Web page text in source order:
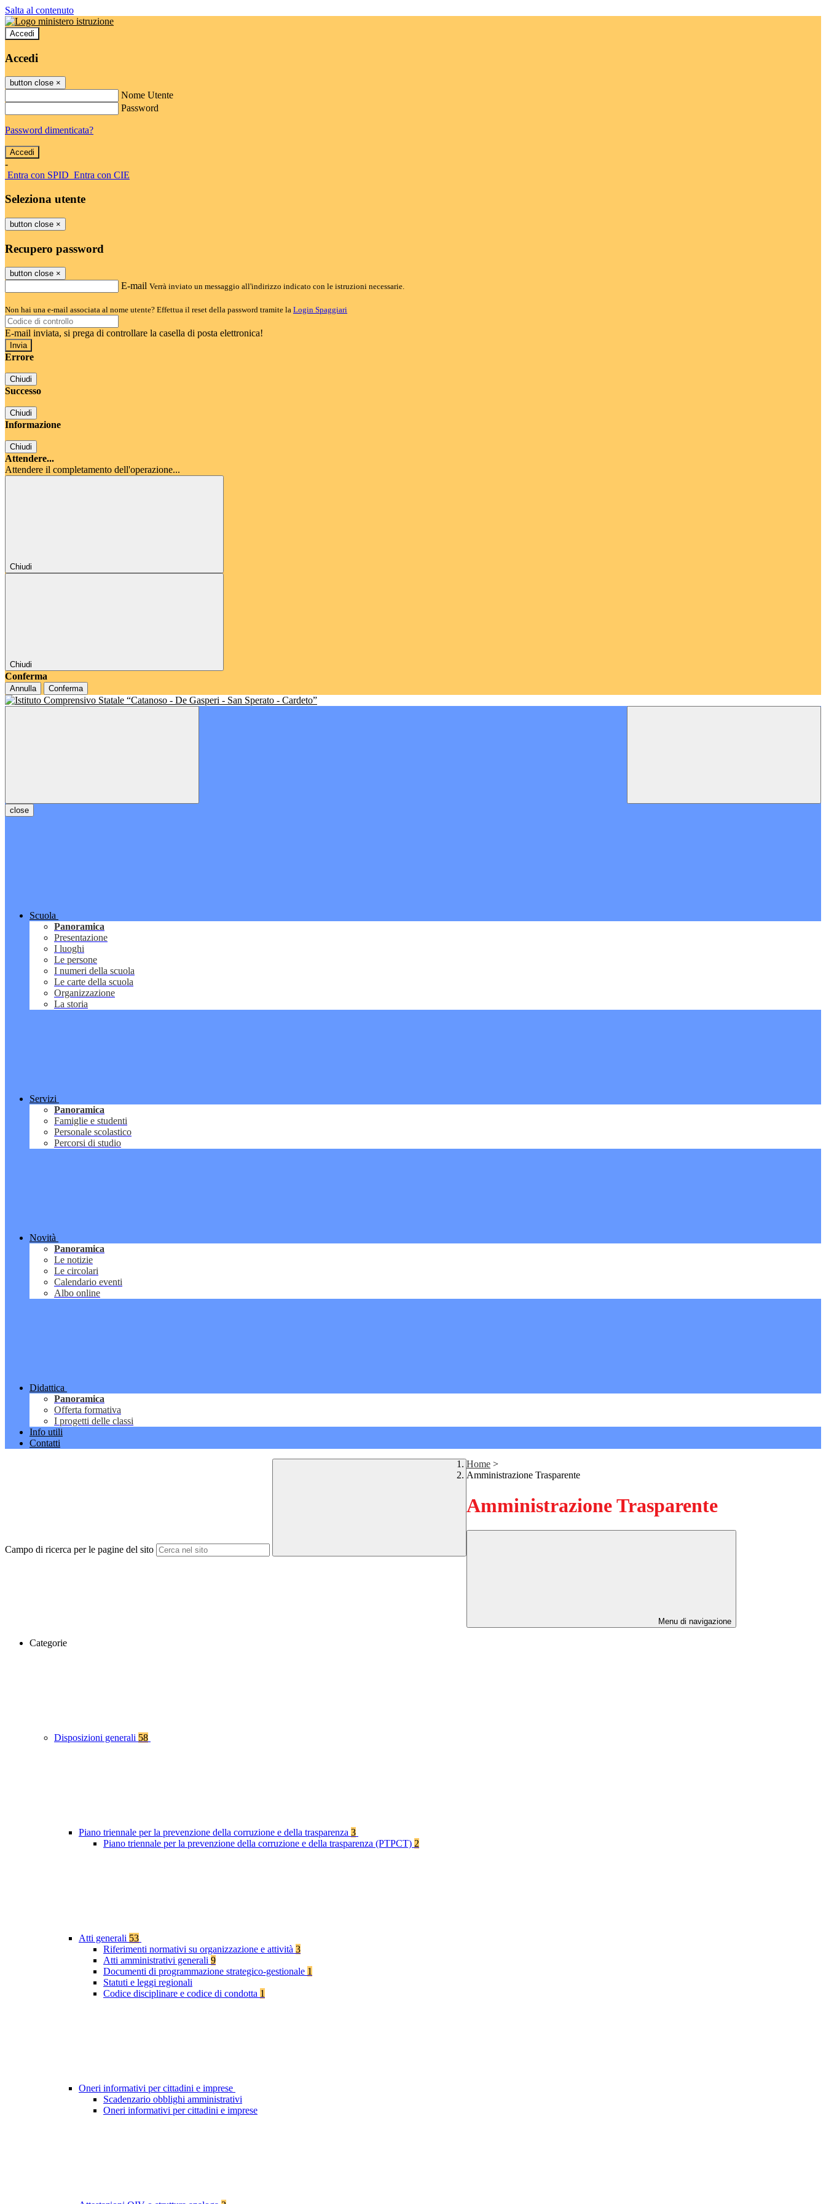
Salta al contenuto
Accedi
Accedi
button close ×
Nome Utente
Password
Password dimenticata?
-
Entra con SPID Entra con CIE
Seleziona utente
button close ×
Recupero password
button close ×
E-mail Verrà inviato un messaggio all'indirizzo indicato con le istruzioni necessarie.
Non hai una e-mail associata al nome utente? Effettua il reset della password tramite la Login Spaggiari
E-mail inviata, si prega di controllare la casella di posta elettronica!
Errore
Chiudi
Successo
Chiudi
Informazione
Chiudi
Attendere...
Attendere il completamento dell'operazione...
Chiudi
Chiudi
Conferma
Annulla Conferma
close
Scuola
Panoramica
Presentazione
I luoghi
Le persone
I numeri della scuola
Le carte della scuola
Organizzazione
La storia
Servizi
Panoramica
Famiglie e studenti
Personale scolastico
Percorsi di studio
Novità
Panoramica
Le notizie
Le circolari
Calendario eventi
Albo online
Didattica
Panoramica
Offerta formativa
I progetti delle classi
Info utili
Contatti
Campo di ricerca per le pagine del sito
Home >
Amministrazione Trasparente
Amministrazione Trasparente
Menu di navigazione
Categorie
Disposizioni generali 58
Piano triennale per la prevenzione della corruzione e della trasparenza 3
Piano triennale per la prevenzione della corruzione e della trasparenza (PTPCT) 2
Atti generali 53
Riferimenti normativi su organizzazione e attività 3
Atti amministrativi generali 9
Documenti di programmazione strategico-gestionale 1
Statuti e leggi regionali
Codice disciplinare e codice di condotta 1
Oneri informativi per cittadini e imprese
Scadenzario obblighi amministrativi
Oneri informativi per cittadini e imprese